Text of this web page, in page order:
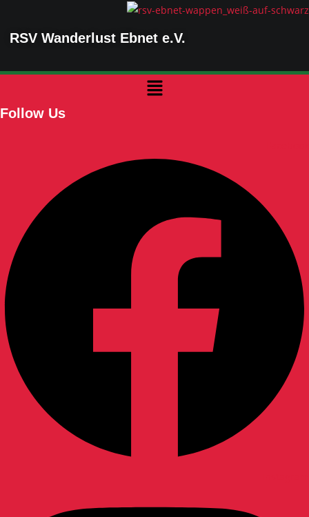
springen
RSV Wanderlust Ebnet e.V.
Menü
Follow Us